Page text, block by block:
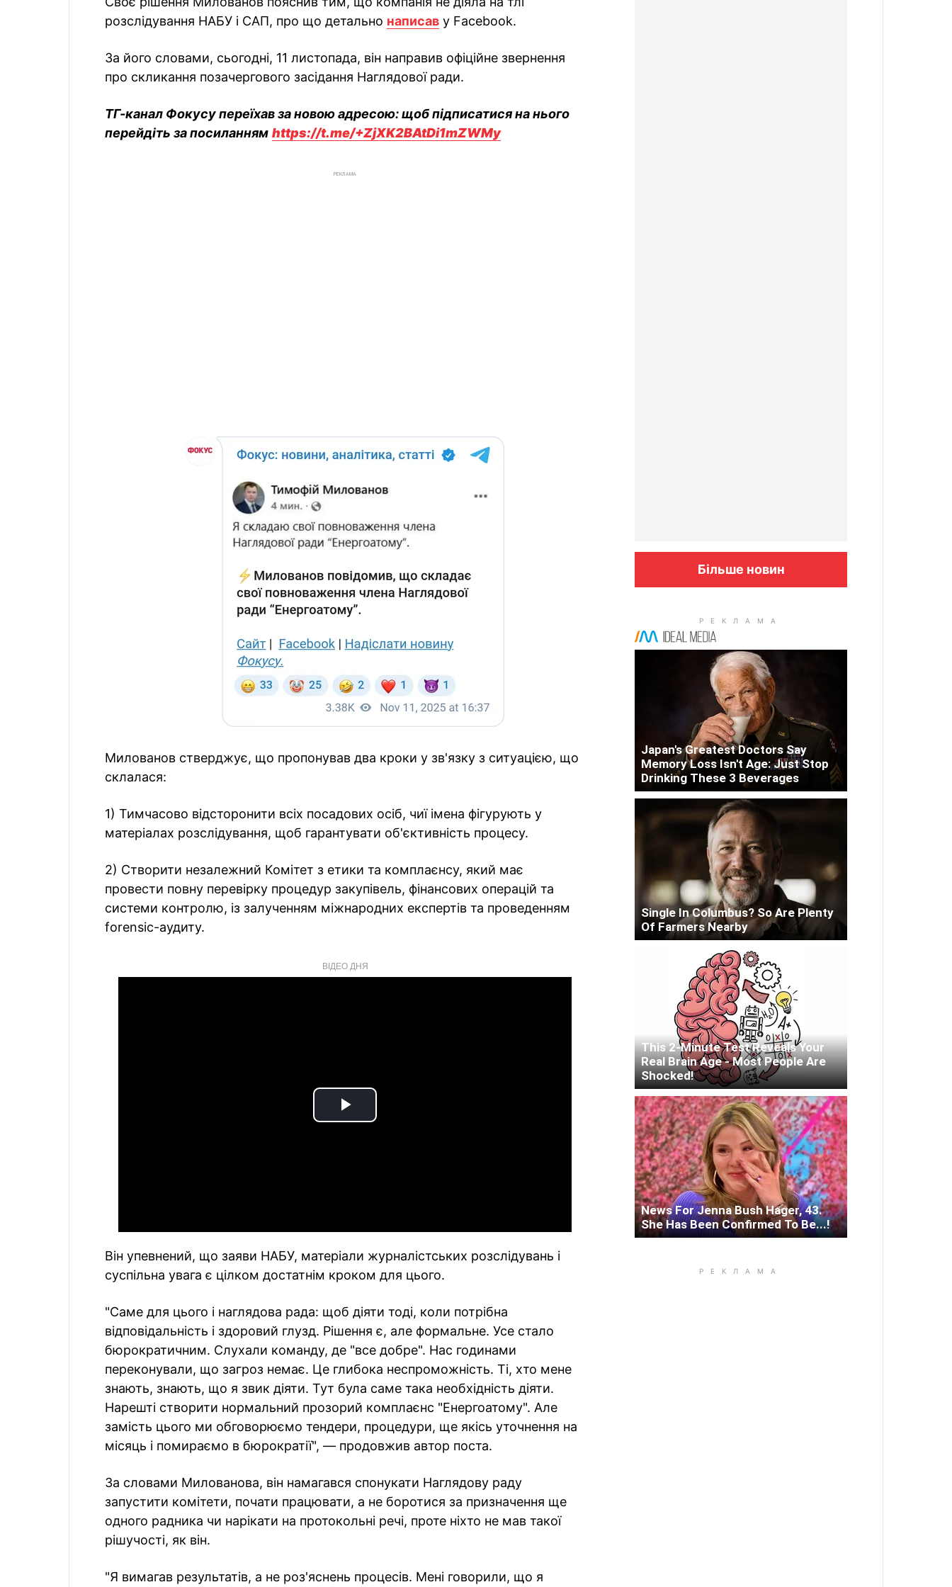
розслідування НАБУ і САП, про що детально написав у Facebook.
За його словами, сьогодні, 11 листопада, він направив офіційне звернення
про скликання позачергового засідання Наглядової ради.
ТГ-канал Фокусу переїхав за новою адресою: щоб підписатися на нього
перейдіть за посиланням https://t.me/+ZjXK2BAtDi1mZWMy
РЕКЛАМА
Милованов стверджує, що пропонував два кроки у зв'язку з ситуацією, що
склалася:
1) Тимчасово відсторонити всіх посадових осіб, чиї імена фігурують у
матеріалах розслідування, щоб гарантувати об'єктивність процесу.
2) Створити незалежний Комітет з етики та комплаєнсу, який має
провести повну перевірку процедур закупівель, фінансових операцій та
системи контролю, із залученням міжнародних експертів та проведенням
forensic-аудиту.
ВІДЕО ДНЯ
Play
Він упевнений, що заяви НАБУ, матеріали журналістських розслідувань і
суспільна увага є цілком достатнім кроком для цього.
"Саме для цього і наглядова рада: щоб діяти тоді, коли потрібна
відповідальність і здоровий глузд. Рішення є, але формальне. Усе стало
бюрократичним. Слухали команду, де "все добре". Нас годинами
переконували, що загроз немає. Це глибока неспроможність. Ті, хто мене
знають, знають, що я звик діяти. Тут була саме така необхідність діяти.
Нарешті створити нормальний прозорий комплаєнс "Енергоатому". Але
замість цього ми обговорюємо тендери, процедури, ще якісь уточнення на
місяць і помираємо в бюрократії", — продовжив автор поста.
За словами Милованова, він намагався спонукати Наглядову раду
запустити комітети, почати працювати, а не боротися за призначення ще
одного радника чи нарікати на протокольні речі, проте ніхто не мав такої
рішучості, як він.
"Я вимагав результатів, а не роз'яснень процесів. Мені говорили, що я
Більше новин
Japan's Greatest Doctors Say
Memory Loss Isn't Age: Just Stop
Drinking These 3 Beverages
Single In Columbus? So Are Plenty
Of Farmers Nearby
This 2-Minute Test Reveals Your
Real Brain Age - Most People Are
Shocked!
News For Jenna Bush Hager, 43.
She Has Been Confirmed To Be...!